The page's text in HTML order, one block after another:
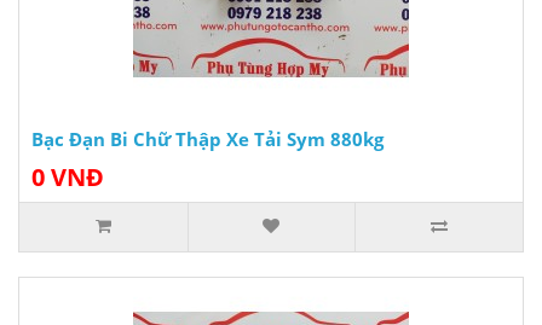
Bạc Đạn Bi Chữ Thập Xe Tải Sym 880kg
0 VNĐ